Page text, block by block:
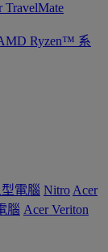
TravelMate
Ryzen™ 系
電腦 Nitro Acer
腦 Acer Veriton